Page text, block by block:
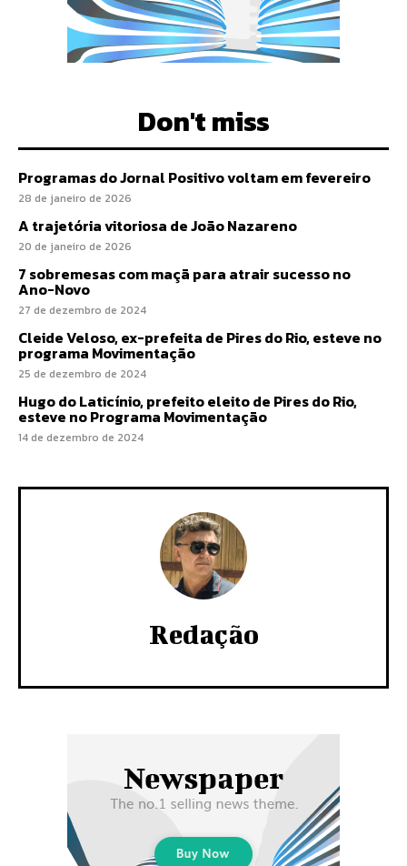
Don't miss
Programas do Jornal Positivo voltam em fevereiro
28 de janeiro de 2026
A trajetória vitoriosa de João Nazareno
20 de janeiro de 2026
7 sobremesas com maçã para atrair sucesso no
Ano-Novo
27 de dezembro de 2024
Cleide Veloso, ex-prefeita de Pires do Rio, esteve no
programa Movimentação
25 de dezembro de 2024
Hugo do Laticínio, prefeito eleito de Pires do Rio,
esteve no Programa Movimentação
14 de dezembro de 2024
Redação